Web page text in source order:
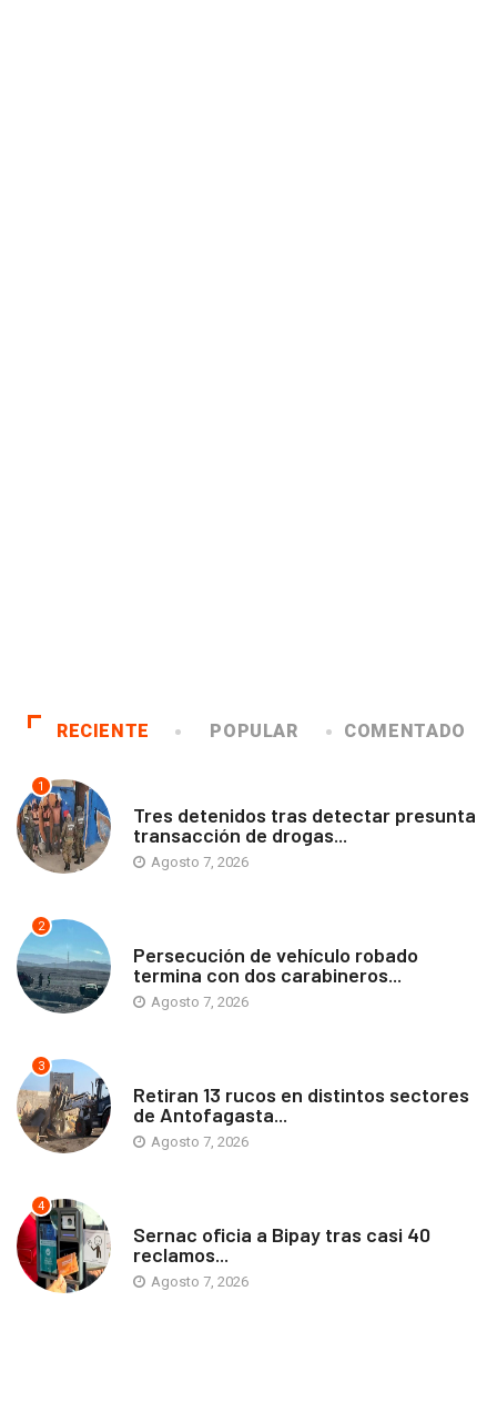
RECIENTE POPULAR COMENTADO
1
Tres detenidos tras detectar presunta
transacción de drogas...
Agosto 7, 2026
2
Persecución de vehículo robado
termina con dos carabineros...
Agosto 7, 2026
3
Retiran 13 rucos en distintos sectores
de Antofagasta...
Agosto 7, 2026
4
Sernac oficia a Bipay tras casi 40
reclamos...
Agosto 7, 2026